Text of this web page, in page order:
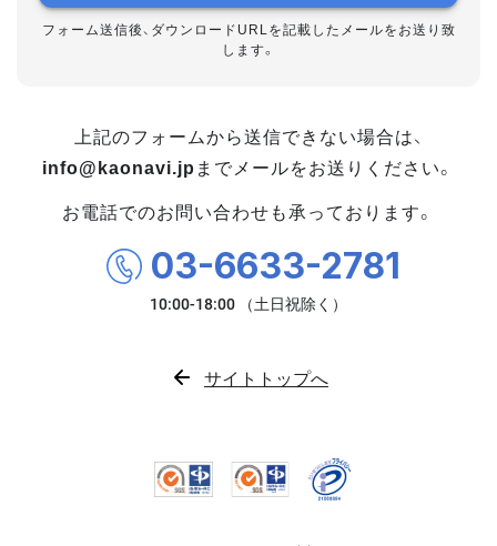
フォーム送信後、ダウンロードURLを記載したメールをお送り致
します。
上記のフォームから送信できない場合は、
info@kaonavi.jp までメールをお送りください。
お電話でのお問い合わせも承っております。
03-6633-2781
サイトトップへ